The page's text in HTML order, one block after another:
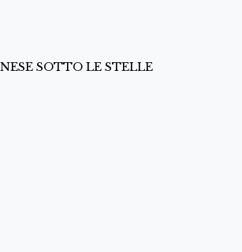
SOTTO LE STELLE